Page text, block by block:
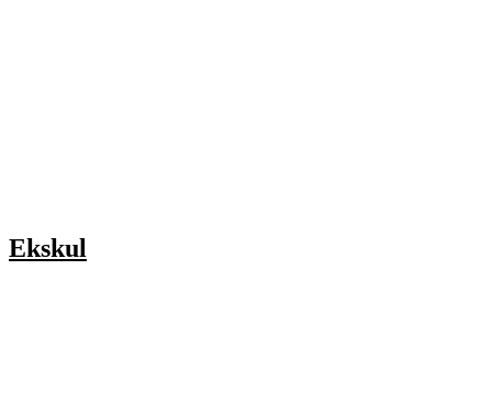
Ekskul